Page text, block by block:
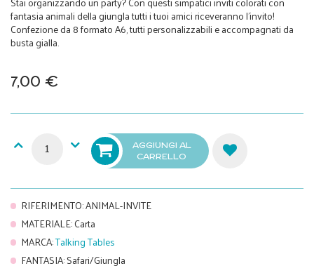
fantasia animali della giungla tutti i tuoi amici riceveranno l’invito!
Confezione da 8 formato A6, tutti personalizzabili e accompagnati da
busta gialla.
7,00 €
AGGIUNGI AL
CARRELLO
RIFERIMENTO:ANIMAL-INVITE
MATERIALE:Carta
MARCA:Talking Tables
FANTASIA:Safari/Giungla